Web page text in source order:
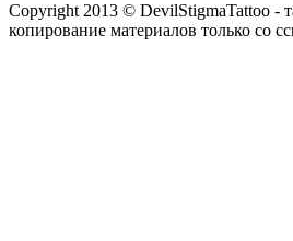
Copyright 2013 © DevilStigmaTattoo -
копирование материалов только со